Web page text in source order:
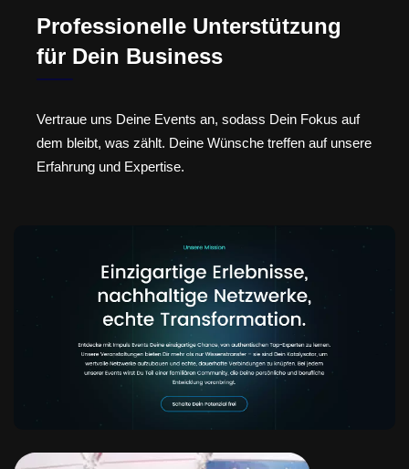
Professionelle Unterstützung
für Dein Business
Vertraue uns Deine Events an, sodass Dein Fokus auf
dem bleibt, was zählt. Deine Wünsche treffen auf unsere
Erfahrung und Expertise.